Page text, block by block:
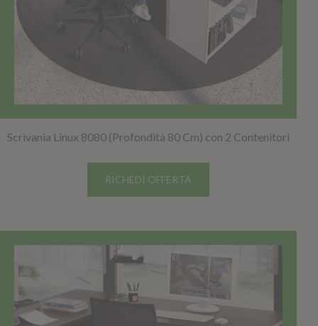
Scrivania Linux 8080 (Profondità 80 Cm) con 2 Contenitori
RICHEDI OFFERTA
TOP SELLER!